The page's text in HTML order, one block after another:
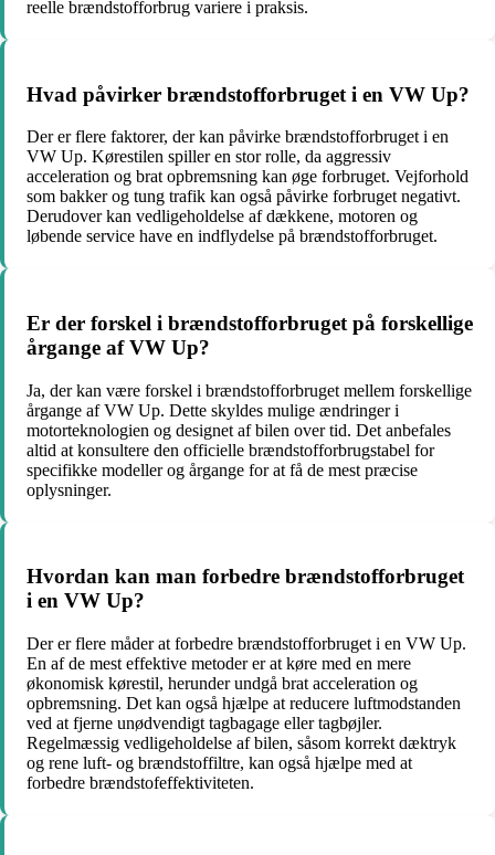
reelle brændstofforbrug variere i praksis.
Hvad påvirker brændstofforbruget i en VW Up?
Der er flere faktorer, der kan påvirke brændstofforbruget i en
VW Up. Kørestilen spiller en stor rolle, da aggressiv
acceleration og brat opbremsning kan øge forbruget. Vejforhold
som bakker og tung trafik kan også påvirke forbruget negativt.
Derudover kan vedligeholdelse af dækkene, motoren og
løbende service have en indflydelse på brændstofforbruget.
Er der forskel i brændstofforbruget på forskellige
årgange af VW Up?
Ja, der kan være forskel i brændstofforbruget mellem forskellige
årgange af VW Up. Dette skyldes mulige ændringer i
motorteknologien og designet af bilen over tid. Det anbefales
altid at konsultere den officielle brændstofforbrugstabel for
specifikke modeller og årgange for at få de mest præcise
oplysninger.
Hvordan kan man forbedre brændstofforbruget
i en VW Up?
Der er flere måder at forbedre brændstofforbruget i en VW Up.
En af de mest effektive metoder er at køre med en mere
økonomisk kørestil, herunder undgå brat acceleration og
opbremsning. Det kan også hjælpe at reducere luftmodstanden
ved at fjerne unødvendigt tagbagage eller tagbøjler.
Regelmæssig vedligeholdelse af bilen, såsom korrekt dæktryk
og rene luft- og brændstoffiltre, kan også hjælpe med at
forbedre brændstofeffektiviteten.